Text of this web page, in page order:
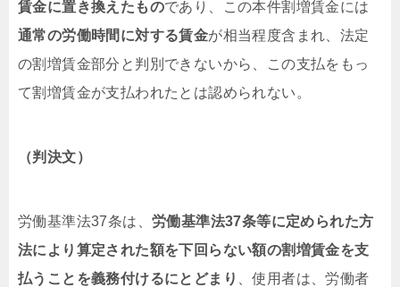
賃金に置き換えたものであり、この本件割増賃金には
通常の労働時間に対する賃金が相当程度含まれ、法定
の割増賃金部分と判別できないから、この支払をもっ
て割増賃金が支払われたとは認められない。
（判決文）
労働基準法37条は、 労働基準法37条等に定められた方
法により算定された額を下回らない額の割増賃金を支
払うことを義務付けるにとどまり
、使用者は、労働者